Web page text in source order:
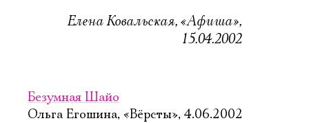
Елена Ковальская, «Афиша»,
15.04.2002
Безумная Шайо
Ольга Егошина, «Вёрсты», 4.06.2002